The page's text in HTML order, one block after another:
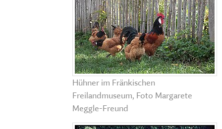
Hühner im Fränkischen
Freilandmuseum, Foto Margarete
Meggle-Freund